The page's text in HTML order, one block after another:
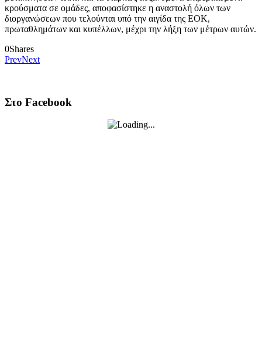
κρούσματα σε ομάδες, αποφασίστηκε η αναστολή όλων των
διοργανώσεων που τελούνται υπό την αιγίδα της ΕΟΚ,
πρωταθλημάτων και κυπέλλων, μέχρι την λήξη των μέτρων αυτών.
0Shares
PrevNext
Στο Facebook